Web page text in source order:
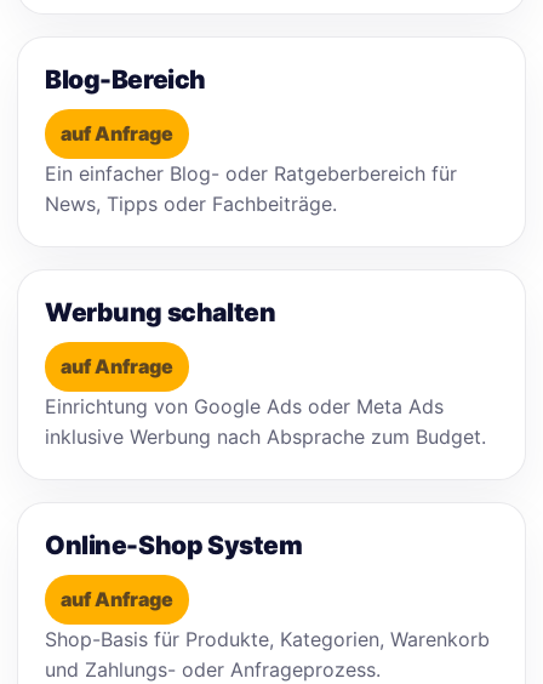
Blog-Bereich
auf Anfrage
Ein einfacher Blog- oder Ratgeberbereich für
News, Tipps oder Fachbeiträge.
Werbung schalten
auf Anfrage
Einrichtung von Google Ads oder Meta Ads
inklusive Werbung nach Absprache zum Budget.
Online-Shop System
auf Anfrage
Shop-Basis für Produkte, Kategorien, Warenkorb
und Zahlungs- oder Anfrageprozess.